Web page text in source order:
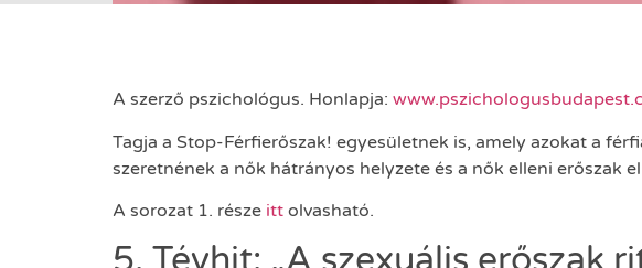
A szerző pszichológus. Honlapja:
Tagja a Stop-Férfierőszak! egyesületnek is, amely azokat a
szeretnének a nők hátrányos helyzete és a nők elleni erőszak
A sorozat 1. része itt olvasható.